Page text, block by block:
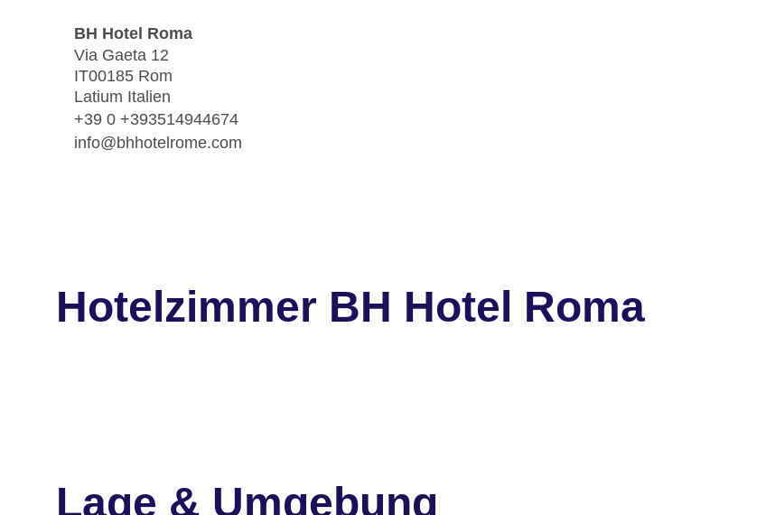
BH Hotel Roma
Via Gaeta 12
IT00185 Rom
Latium Italien
+39 0 +393514944674
info@bhhotelrome.com
Hotelzimmer BH Hotel Roma
Lage & Umgebung